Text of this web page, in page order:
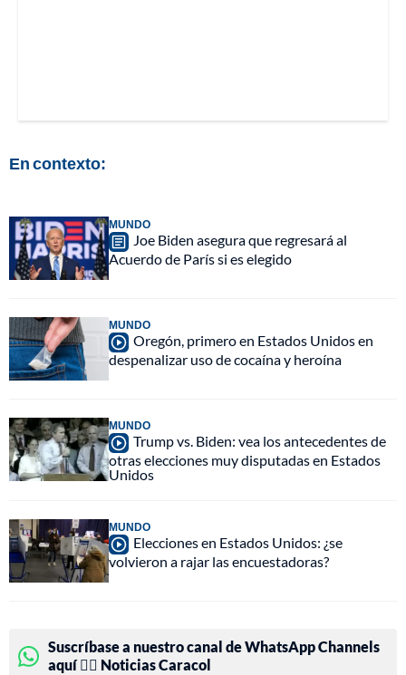
En contexto:
MUNDO
Joe Biden asegura que regresará al
Acuerdo de París si es elegido
MUNDO
Oregón, primero en Estados Unidos en
despenalizar uso de cocaína y heroína
MUNDO
Trump vs. Biden: vea los antecedentes de
otras elecciones muy disputadas en Estados
Unidos
MUNDO
Elecciones en Estados Unidos: ¿se
volvieron a rajar las encuestadoras?
Suscríbase a nuestro canal de WhatsApp Channels
aquí 👉🏻 Noticias Caracol